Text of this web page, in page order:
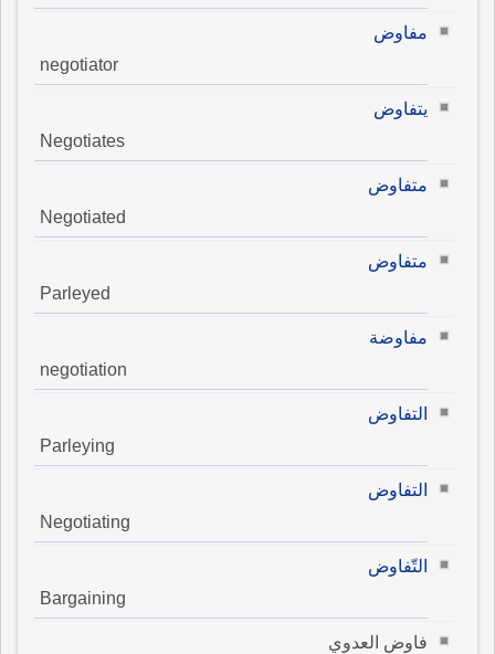
مفاوض
negotiator
يتفاوض
Negotiates
متفاوض
Negotiated
متفاوض
Parleyed
مفاوضة
negotiation
التفاوض
Parleying
التفاوض
Negotiating
التّفاوض
Bargaining
فاوض العدوي